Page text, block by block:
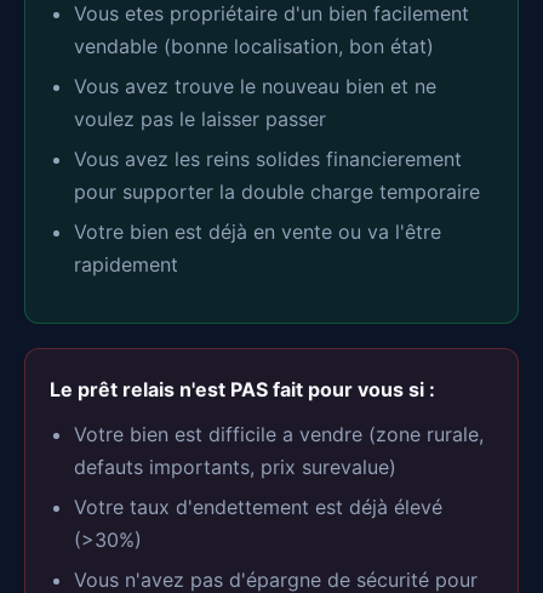
Vous etes propriétaire d'un bien facilement
vendable (bonne localisation, bon état)
Vous avez trouve le nouveau bien et ne
voulez pas le laisser passer
Vous avez les reins solides financierement
pour supporter la double charge temporaire
Votre bien est déjà en vente ou va l'être
rapidement
Le prêt relais n'est PAS fait pour vous si :
Votre bien est difficile a vendre (zone rurale,
defauts importants, prix surevalue)
Votre taux d'endettement est déjà élevé
(>30%)
Vous n'avez pas d'épargne de sécurité pour